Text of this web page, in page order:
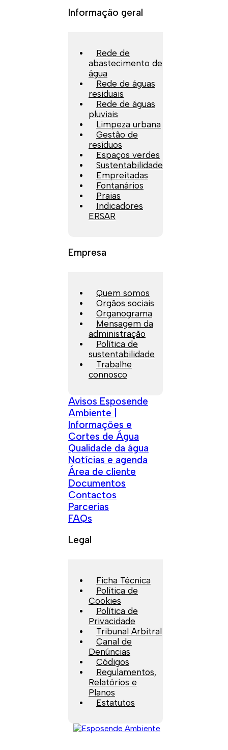
Informação geral
Rede de
abastecimento de
água
Rede de águas
residuais
Rede de águas
pluviais
Limpeza urbana
Gestão de
resíduos
Espaços verdes
Sustentabilidade
Empreitadas
Fontanários
Praias
Indicadores
ERSAR
Empresa
Quem somos
Orgãos sociais
Organograma
Mensagem da
administração
Política de
sustentabilidade
Trabalhe
connosco
Avisos Esposende
Ambiente |
Informações e
Cortes de Água
Qualidade da água
Notícias e agenda
Área de cliente
Documentos
Contactos
Parcerias
FAQs
Legal
Ficha Técnica
Política de
Cookies
Política de
Privacidade
Tribunal Arbitral
Canal de
Denúncias
Códigos
Regulamentos,
Relatórios e
Planos
Estatutos